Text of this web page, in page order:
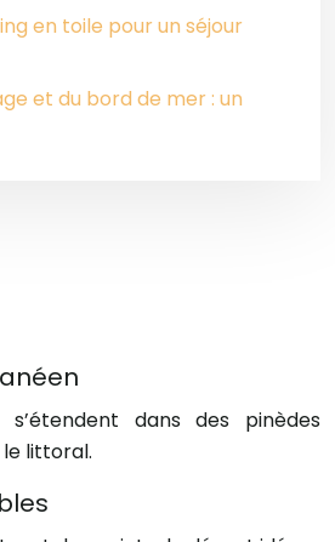
en toile pour un séjour
et du bord de mer : un
s’étendent dans des pinèdes
littoral.